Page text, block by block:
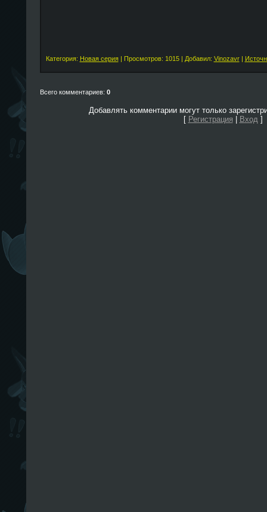
Категория: Новая серия| Просмотров: 1015 | Добавил: Vinozavr|
Всего комментариев: 0
Добавлять комментарии могут только
[ Регистрация Вход]